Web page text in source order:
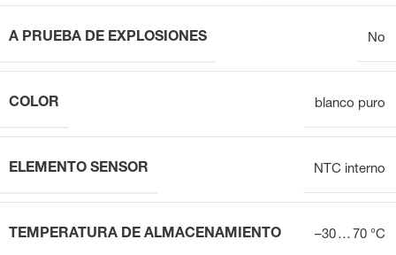
A PRUEBA DE EXPLOSIONES No
COLOR blanco puro
ELEMENTO SENSOR NTC interno
TEMPERATURA DE ALMACENAMIENTO –30 … 70 °C